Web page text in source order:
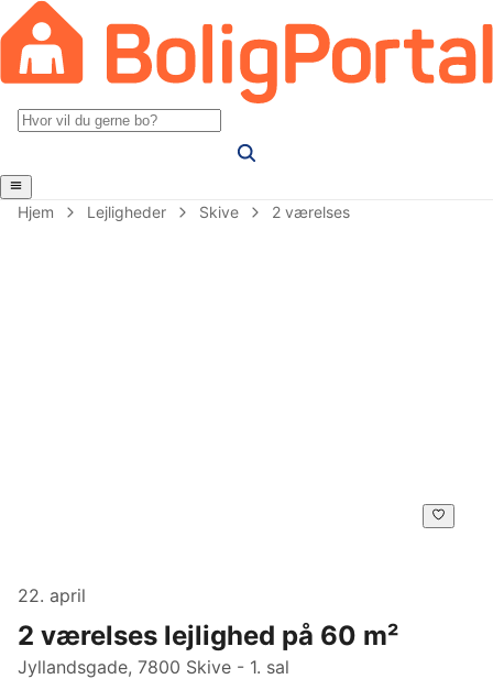
Hjem Lejligheder Skive 2 værelses
22. april
2 værelses lejlighed på 60 m²
Jyllandsgade, 7800 Skive - 1. sal